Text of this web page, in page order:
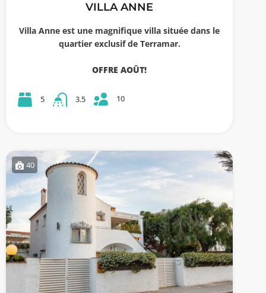
VILLA ANNE
Villa Anne est une magnifique villa située dans le
quartier exclusif de Terramar.
OFFRE AOÛT!
5 3.5 10
40